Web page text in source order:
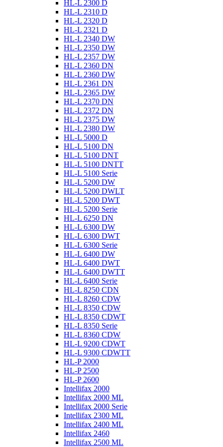
HL-L 2300 D
HL-L 2310 D
HL-L 2320 D
HL-L 2321 D
HL-L 2340 DW
HL-L 2350 DW
HL-L 2357 DW
HL-L 2360 DN
HL-L 2360 DW
HL-L 2361 DN
HL-L 2365 DW
HL-L 2370 DN
HL-L 2372 DN
HL-L 2375 DW
HL-L 2380 DW
HL-L 5000 D
HL-L 5100 DN
HL-L 5100 DNT
HL-L 5100 DNTT
HL-L 5100 Serie
HL-L 5200 DW
HL-L 5200 DWLT
HL-L 5200 DWT
HL-L 5200 Serie
HL-L 6250 DN
HL-L 6300 DW
HL-L 6300 DWT
HL-L 6300 Serie
HL-L 6400 DW
HL-L 6400 DWT
HL-L 6400 DWTT
HL-L 6400 Serie
HL-L 8250 CDN
HL-L 8260 CDW
HL-L 8350 CDW
HL-L 8350 CDWT
HL-L 8350 Serie
HL-L 8360 CDW
HL-L 9200 CDWT
HL-L 9300 CDWTT
HL-P 2000
HL-P 2500
HL-P 2600
Intellifax 2000
Intellifax 2000 ML
Intellifax 2000 Serie
Intellifax 2300 ML
Intellifax 2400 ML
Intellifax 2460
Intellifax 2500 ML